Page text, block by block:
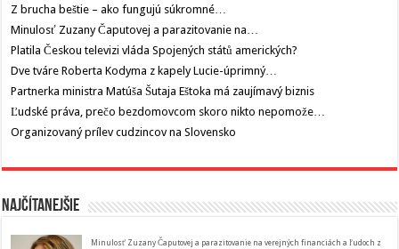
Z brucha beštie – ako fungujú súkromné…
Minulosť Zuzany Čaputovej a parazitovanie na…
Platila Českou televizi vláda Spojených států amerických?
Dve tváre Roberta Kodyma z kapely Lucie-úprimný…
Partnerka ministra Matúša Šutaja Eštoka má zaujímavý biznis
Ľudské práva, prečo bezdomovcom skoro nikto nepomože…
Organizovaný prílev cudzincov na Slovensko
Najčítanejšie
Minulosť Zuzany Čaputovej a parazitovanie na verejných financiách a ľudoch z